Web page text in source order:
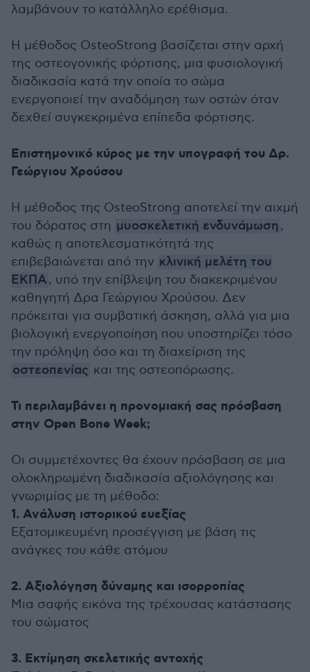
λαμβάνουν το κατάλληλο ερέθισμα.
Η μέθοδος OsteoStrong βασίζεται στην αρχή
της οστεογονικής φόρτισης, μια φυσιολογική
διαδικασία κατά την οποία το σώμα
ενεργοποιεί την αναδόμηση των οστών όταν
δεχθεί συγκεκριμένα επίπεδα φόρτισης.
Επιστημονικό κύρος με την υπογραφή του Δρ.
Γεώργιου Χρούσου
Η μέθοδος της OsteoStrong αποτελεί την αιχμή
του δόρατος στη μυοσκελετική ενδυνάμωση,
καθώς η αποτελεσματικότητά της
επιβεβαιώνεται από την κλινική μελέτη του
ΕΚΠΑ, υπό την επίβλεψη του διακεκριμένου
καθηγητή Δρα Γεώργιου Χρούσου. Δεν
πρόκειται για συμβατική άσκηση, αλλά για μια
βιολογική ενεργοποίηση που υποστηρίζει τόσο
την πρόληψη όσο και τη διαχείριση της
οστεοπενίας και της οστεοπόρωσης.
Τι περιλαμβάνει η προνομιακή σας πρόσβαση
στην Open Bone Week;
Οι συμμετέχοντες θα έχουν πρόσβαση σε μια
ολοκληρωμένη διαδικασία αξιολόγησης και
γνωριμίας με τη μέθοδο:
1. Ανάλυση ιστορικού ευεξίας
Εξατομικευμένη προσέγγιση με βάση τις
ανάγκες του κάθε ατόμου
2. Αξιολόγηση δύναμης και ισορροπίας
Μια σαφής εικόνα της τρέχουσας κατάστασης
του σώματος
3. Εκτίμηση σκελετικής αντοχής